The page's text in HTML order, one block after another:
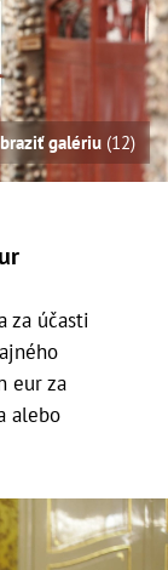
galériu (12)
za účasti
eur za
alebo